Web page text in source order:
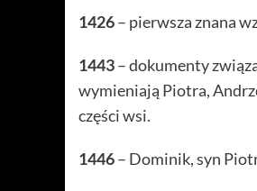
1426– pierwsza znana
1443– dokumenty
wymieniają Piotra,
części wsi.
1446– Dominik, syn